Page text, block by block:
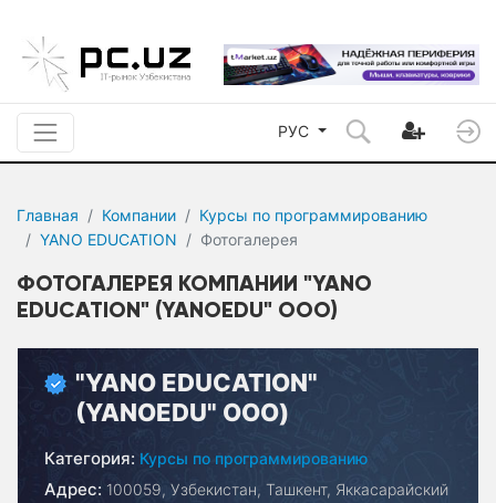
РУС
Главная Компании
Курсы по программированию
YANO EDUCATION
Фотогалерея
ФОТОГАЛЕРЕЯ КОМПАНИИ "YANO
EDUCATION" (YANOEDU" ООО)
"YANO EDUCATION"
(YANOEDU" ООО)
Категория: Курсы по программированию
Адрес: 100059, Узбекистан, Ташкент, Яккасарайский